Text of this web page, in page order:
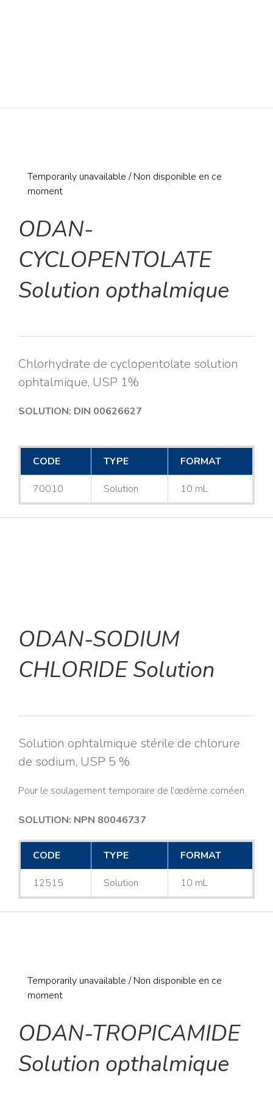
Temporarily unavailable / Non disponible en ce
moment
ODAN-
CYCLOPENTOLATE
Solution opthalmique
Chlorhydrate de cyclopentolate solution
ophtalmique, USP 1%
SOLUTION: DIN 00626627
CODE TYPE FORMAT
70010 Solution 10 mL
ODAN-SODIUM
CHLORIDE Solution
Solution ophtalmique stérile de chlorure
de sodium, USP 5 %
Pour le soulagement temporaire de l’œdème cornéen.
SOLUTION: NPN 80046737
CODE TYPE FORMAT
12515 Solution 10 mL
Temporarily unavailable / Non disponible en ce
moment
ODAN-TROPICAMIDE
Solution opthalmique